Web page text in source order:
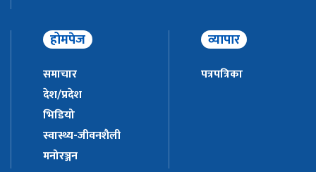
होमपेज
समाचार
देश/प्रदेश
भिडियो
स्वास्थ्य-जीवनशैली
मनोरञ्जन
व्यापार
पत्रपत्रिका